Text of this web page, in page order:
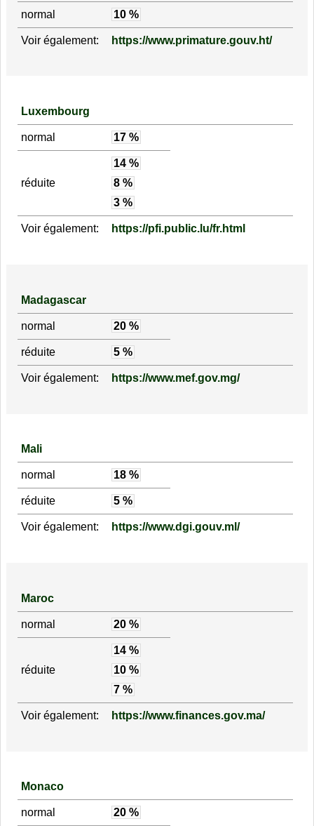
normal 10 %
Voir également: https://www.primature.gouv.ht/
Luxembourg
normal 17 %
réduite
14 %
8 %
3 %
Voir également: https://pfi.public.lu/fr.html
Madagascar
normal 20 %
réduite 5 %
Voir également: https://www.mef.gov.mg/
Mali
normal 18 %
réduite 5 %
Voir également: https://www.dgi.gouv.ml/
Maroc
normal 20 %
réduite
14 %
10 %
7 %
Voir également: https://www.finances.gov.ma/
Monaco
normal 20 %